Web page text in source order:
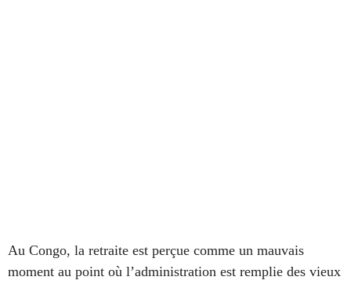
Au Congo, la retraite est perçue comme un mauvais
moment au point où l’administration est remplie des vieux